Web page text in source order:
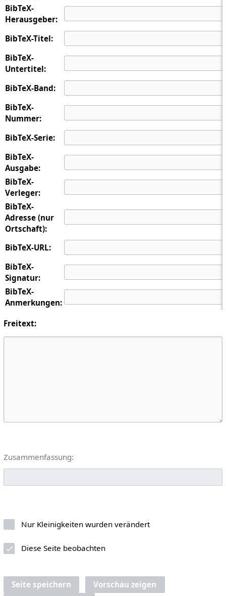
BibTeX-
Herausgeber:
BibTeX-Titel:
BibTeX-
Untertitel:
BibTeX-Band:
BibTeX-
Nummer:
BibTeX-Serie:
BibTeX-
Ausgabe:
BibTeX-
Verleger:
BibTeX-
Adresse (nur
Ortschaft):
BibTeX-URL:
BibTeX-
Signatur:
BibTeX-
Anmerkungen:
Freitext:
Zusammenfassung:
Nur Kleinigkeiten wurden verändert
Diese Seite beobachten
Seite speichern Vorschau zeigen